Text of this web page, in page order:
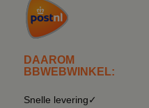
DAAROM
BBWEBWINKEL:
Snelle levering✓